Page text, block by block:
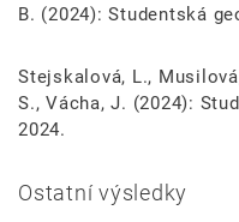
B. (2024): Studentská
Stejskalová, L.,
S., Vácha, J. (2024):
2024.
Ostatní výsledky